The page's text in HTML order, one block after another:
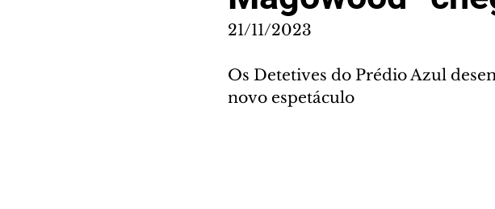
21/11/2023
Os Detetives do Prédio Azul
novo espetáculo